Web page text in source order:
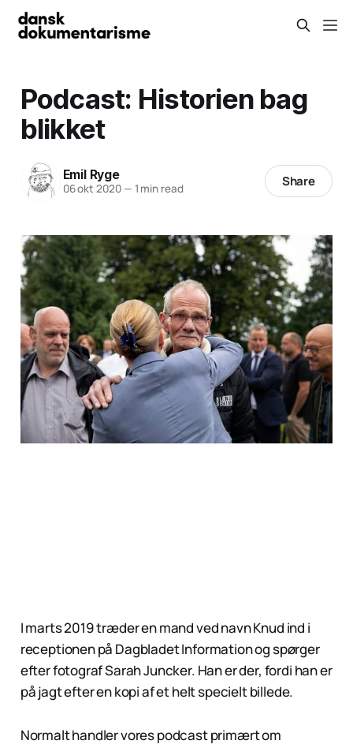
Podcast: Historien bag
blikket
Emil Ryge
06 okt 2020 — 1 min read Share
I marts 2019 træder en mand ved navn Knud ind i
receptionen på Dagbladet Information og spørger
efter fotograf Sarah Juncker. Han er der, fordi han er
på jagt efter en kopi af et helt specielt billede.
Normalt handler vores podcast primært om